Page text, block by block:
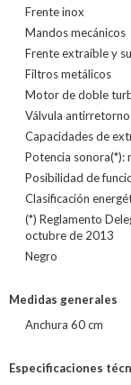
Frente inox
Mandos mecánicos
Frente extraíble y
Filtros metálicos
Motor de doble
Válvula antirretorno
Capacidades de
Potencia sonora(*):
Posibilidad de
Clasificación
(*) Reglamento
octubre de 2013
Negro
Medidas generales
Anchura 60 cm
Especificaciones